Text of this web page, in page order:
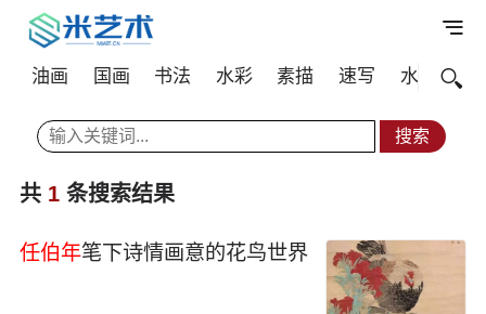
油画 国画 书法 水彩 素描 速写 水粉
共 1 条搜索结果
任伯年笔下诗情画意的花鸟世界